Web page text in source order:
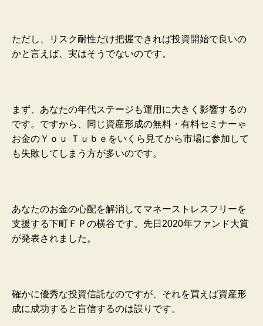
ただし、リスク耐性だけ把握できれば投資開始で良いの
かと言えば、実はそうでないのです。
まず、あなたの年代ステージも運用に大きく影響するの
です。ですから、同じ資産形成の無料・有料セミナーゃ
お金のＹｏｕ Ｔｕｂｅをいくら見てから市場に参加して
も失敗してしまう方が多いのです。
あなたのお金の心配を解消してマネーストレスフリーを
支援する下町ＦＰの横谷です。先日2020年ファンド大賞
が発表されました。
確かに優秀な投資信託なのですが、それを買えば資産形
成に成功すると盲信するのは誤りです。